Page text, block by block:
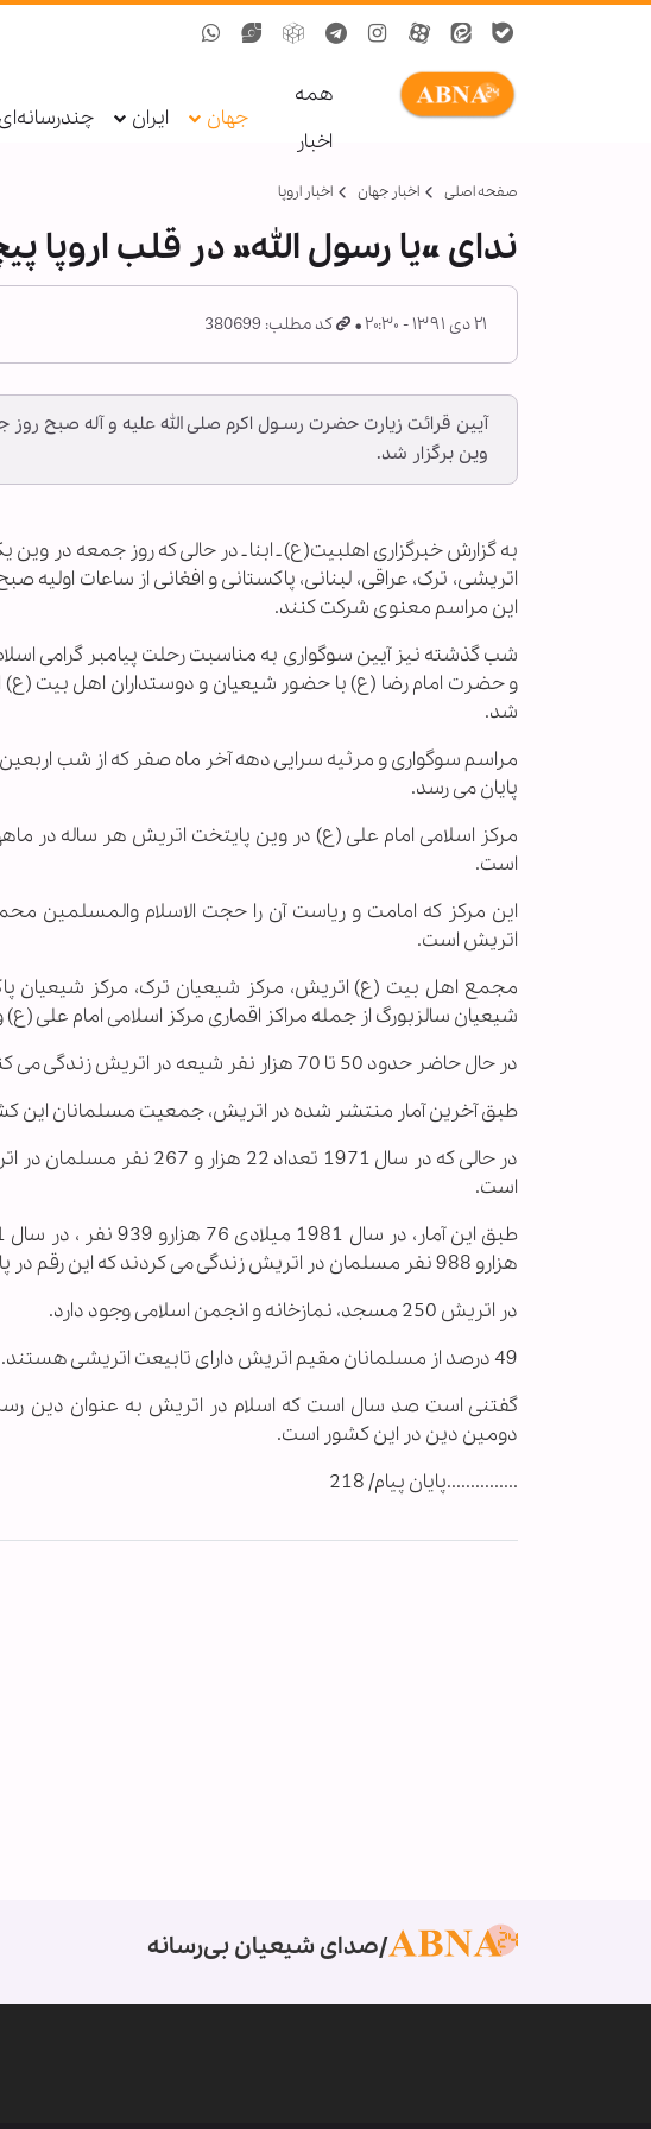
همه
اخبار
جهان ایران چندرسانه‌ای
صفحه اصلی اخبار جهان اخبار اروپا
ندای «یا رسول الله» در قلب اروپا
۲۱ دی ۱۳۹۱ - ۲۰:۳۰ کد مطلب: 380699
آیین قرائت زیارت حضرت رسـول اکرم صلی الله علیه و آله صبح
وین برگزار شد.
به گزارش خبرگزاری اهل‏بیت(ع) ـ ابنا ـ در حالی که روز جمعه در
اتریشی، ترک، عراقی، لبنانی، پاکستانی و افغانی از ساعات اولیه
این مراسم معنوی شرکت کنند.
شب گذشته نیز آیین سوگواری به مناسبت رحلت پیامبر
و حضرت امام رضا (ع) با حضور شیعیان و دوستداران اهل بیت (ع)
شد.
مراسم‌ سوگواری و مرثیه سرایی دهه آخر ‌ماه‌ صفر که از شب
پایان می رسد.
مرکز اسلامی امام علی (ع) در وین پایتخت اتریش هر ساله
است.
این مرکز که امامت و ریاست آن را حجت الاسلام والمسلمین
اتریش است.
مجمع اهل بیت (ع) اتریش، مرکز شیعیان ترک، مرکز شیعیان
شیعیان سالزبورگ از جمله مراکز اقماری مرکز اسلامی امام علی
در حال حاضر حدود 50 تا 70 هزار نفر شیعه در اتریش زندگی می کنند.
طبق آخرین آمار منتشر شده در اتریش، جمعیت مسلمانان این کشور طی 40 سال گذشته 23
است.
هزارو 988 نفر مسلمان در اتریش زندگی می کردند که این رقم در پایان سال 2011 از 500 هزار نفر گذشته است.
در اتریش 250 مسجد، نمازخانه و انجمن اسلامی وجود دارد.
49 درصد از مسلمانان مقیم اتریش دارای تابیعت اتریشی هستند.
گفتنی است صد سال است که اسلام در اتریش به عنوان دین
دومین دین در این کشور است.
...............پایان پیام/ 218
صدای شیعیان بی‌رسانه